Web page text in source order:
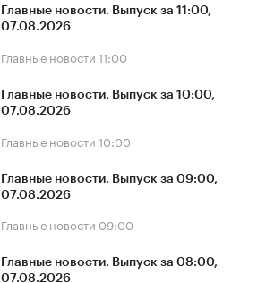
Главные новости. Выпуск за 11:00,
07.08.2026
Главные новости 11:00
Главные новости. Выпуск за 10:00,
07.08.2026
Главные новости 10:00
Главные новости. Выпуск за 09:00,
07.08.2026
Главные новости 09:00
Главные новости. Выпуск за 08:00,
07.08.2026